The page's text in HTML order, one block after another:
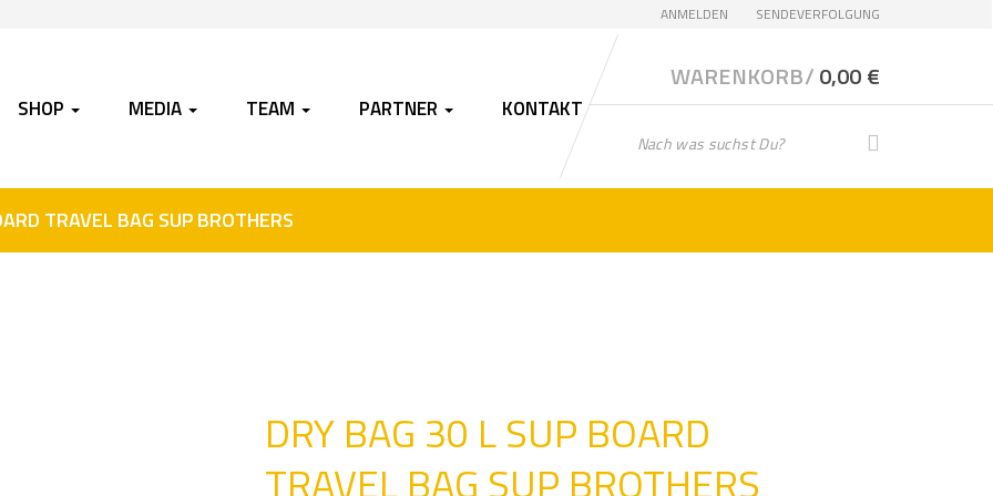
ANMELDEN SENDEVERFOLGUNG
WARENKORB/0,00€
b
e
S
u
SHOP MEDIA TEAM PARTNER KONTAKT
TRAVEL BAG SUP BROTHERS
DRY BAG 30 L SUP BOARD
TRAVEL BAG SUP BROTHERS